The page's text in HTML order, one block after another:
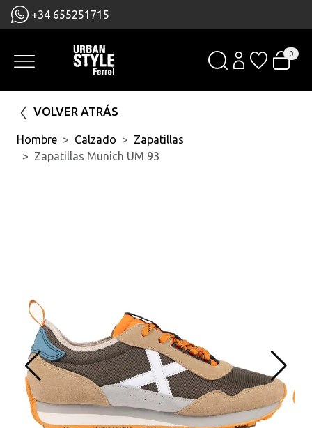
+34 655251715
0
VOLVER ATRÁS
Hombre Calzado
Zapatillas
Zapatillas Munich UM 93